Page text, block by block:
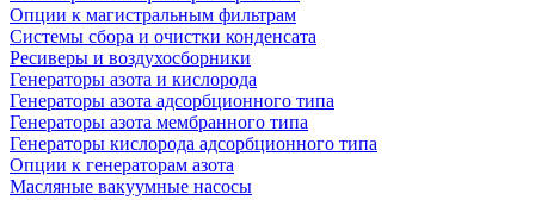
Опции к магистральным фильтрам
Системы сбора и очистки конденсата
Ресиверы и воздухосборники
Генераторы азота и кислорода
Генераторы азота адсорбционного типа
Генераторы азота мембранного типа
Генераторы кислорода адсорбционного типа
Опции к генераторам азота
Масляные вакуумные насосы